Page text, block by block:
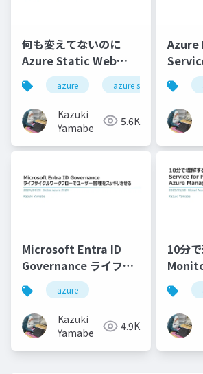
何も変えてないのに
Azure Static Web
Apps上の個人ブログが
ダウンしたお話
azure azure static web apps
Kazuki
Yamabe
5.6K
Azure
Microsoft Entra ID
Governance ライフサ
イクルワークフローで
ユーザー管理をスッキ
リさせる
azure
Kazuki
Yamabe
4.9K
10分